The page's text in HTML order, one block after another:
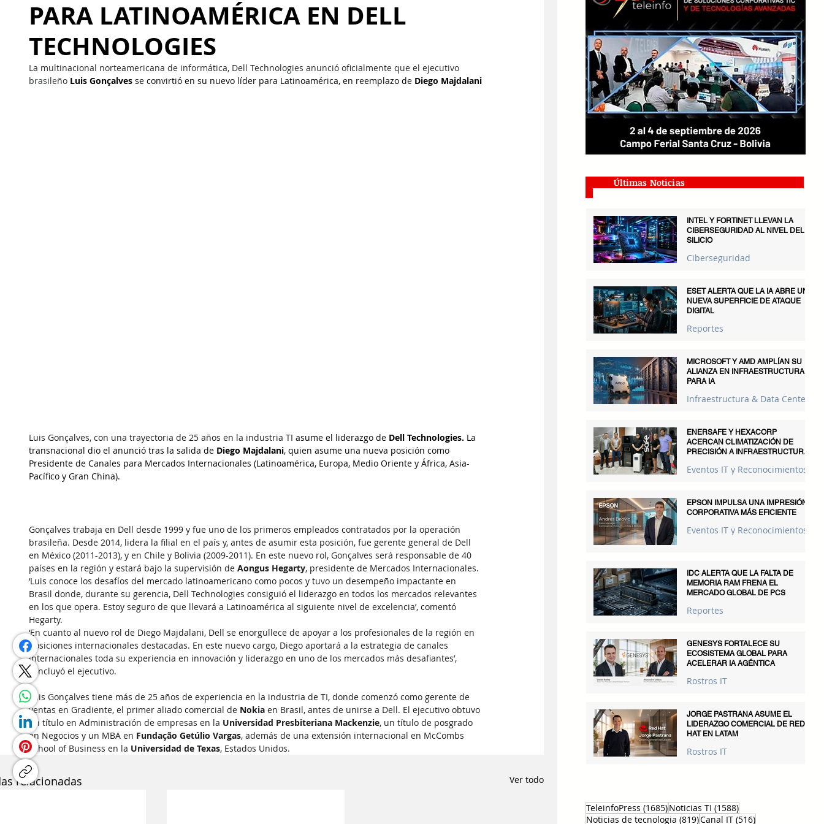
PARA LATINOAMÉRICA EN DELL
TECHNOLOGIES
La multinacional norteamericana de informática, Dell Technologies anunció oficialmente que el ejecutivo
brasileño Luis Gonçalves se convirtió en su nuevo líder para Latinoamérica, en reemplazo de Diego Majdalani
Luis Gonçalves, con una trayectoria de 25 años en la industria TI asume el liderazgo de Dell Technologies. La
transnacional dio el anunció tras la salida de Diego Majdalani, quien asume una nueva posición como
Presidente de Canales para Mercados Internacionales (Latinoamérica, Europa, Medio Oriente y África, Asia-
Pacífico y Gran China).
Gonçalves trabaja en Dell desde 1999 y fue uno de los primeros empleados contratados por la operación
brasileña. Desde 2014, lidera la filial en el país y, antes de asumir esta posición, fue gerente general de Dell
en México (2011-2013), y en Chile y Bolivia (2009-2011). En este nuevo rol, Gonçalves será responsable de 40
países en la región y estará bajo la supervisión de Aongus Hegarty, presidente de Mercados Internacionales.
‘Luis conoce los desafíos del mercado latinoamericano como pocos y tuvo un desempeño impactante en
Brasil donde, durante su gerencia, Dell Technologies consiguió el liderazgo en todos los mercados relevantes
en los que opera. Estoy seguro de que llevará a Latinoamérica al siguiente nivel de excelencia’, comentó
Hegarty.
‘En cuanto al nuevo rol de Diego Majdalani, Dell se enorgullece de apoyar a los profesionales de la región en
posiciones internacionales destacadas. En este nuevo cargo, Diego aportará a la estrategia de canales
internacionales toda su experiencia en innovación y liderazgo en uno de los mercados más desafiantes’,
concluyó el ejecutivo.
Luis Gonçalves tiene más de 25 años de experiencia en la industria de TI, donde comenzó como gerente de
ventas en Gradiente, el primer aliado comercial de Nokia en Brasil, antes de unirse a Dell. El ejecutivo obtuvo
un título en Administración de empresas en la Universidad Presbiteriana Mackenzie, un título de posgrado
en Negocios y un MBA en Fundação Getúlio Vargas, además de una extensión internacional en McCombs
School of Business en la Universidad de Texas, Estados Unidos.
relacionadas Ver todo
Últimas Noticias
INTEL Y FORTINET LLEVAN LA
CIBERSEGURIDAD AL NIVEL DEL
SILICIO
Ciberseguridad
ESET ALERTA QUE LA IA ABRE UNA
NUEVA SUPERFICIE DE ATAQUE
DIGITAL
Reportes
MICROSOFT Y AMD AMPLÍAN SU
ALIANZA EN INFRAESTRUCTURA
PARA IA
Infraestructura & Data Centers
ENERSAFE Y HEXACORP
ACERCAN CLIMATIZACIÓN DE
PRECISIÓN A INFRAESTRUCTURAS
Eventos IT y Reconocimientos
EPSON IMPULSA UNA IMPRESIÓN
CORPORATIVA MÁS EFICIENTE
Eventos IT y Reconocimientos
IDC ALERTA QUE LA FALTA DE
MEMORIA RAM FRENA EL
MERCADO GLOBAL DE PCS
Reportes
GENESYS FORTALECE SU
ECOSISTEMA GLOBAL PARA
ACELERAR IA AGÉNTICA
Rostros IT
JORGE PASTRANA ASUME EL
LIDERAZGO COMERCIAL DE RED
HAT EN LATAM
Rostros IT
TeleinfoPress (1685)1685 entradas
Noticias TI (1588)1588 entradas
Noticias de tecnologia (819)819 entradas
Canal IT (516)516 entradas